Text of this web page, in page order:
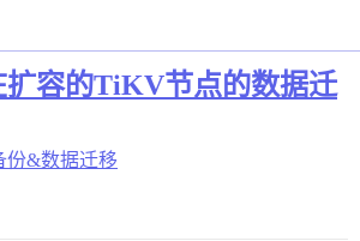
扩容的TiKV节点的数据迁
份&数据迁移